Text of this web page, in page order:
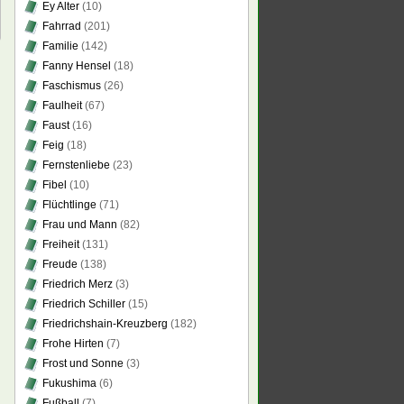
Ey Alter (10)
Fahrrad (201)
Familie (142)
Fanny Hensel (18)
Faschismus (26)
Faulheit(67)
Faust(16)
Feig (18)
Fernstenliebe (23)
Fibel (10)
Flüchtlinge (71)
Frau und Mann (82)
Freiheit(131)
Freude (138)
Friedrich Merz (3)
Friedrich Schiller (15)
Friedrichshain-Kreuzberg (182)
Frohe Hirten (7)
Frost und Sonne (3)
Fukushima (6)